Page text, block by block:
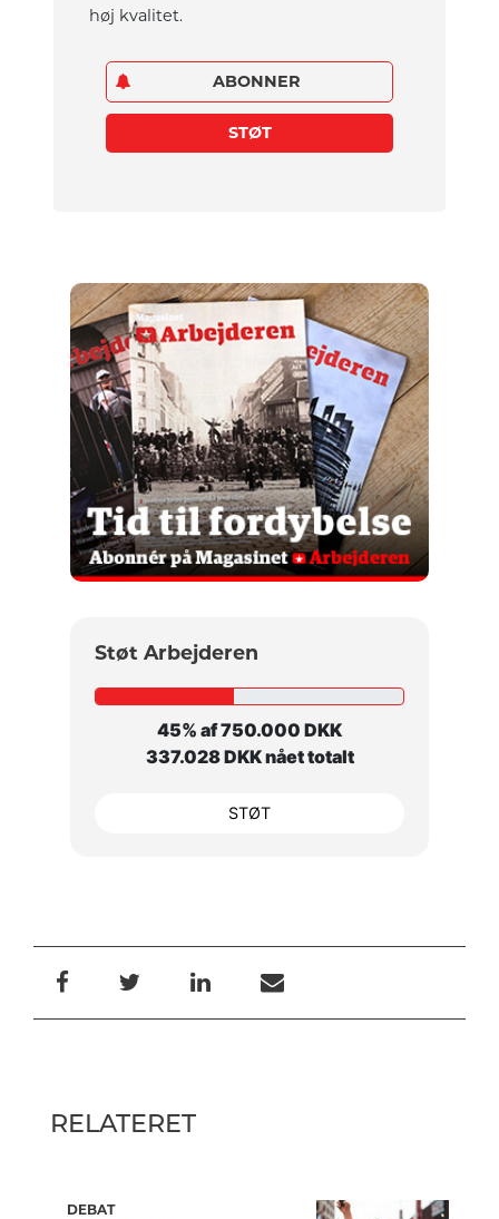
høj kvalitet.
ABONNER
STØT
Støt Arbejderen
45% af 750.000 DKK
337.028 DKK nået totalt
STØT
RELATERET
DEBAT